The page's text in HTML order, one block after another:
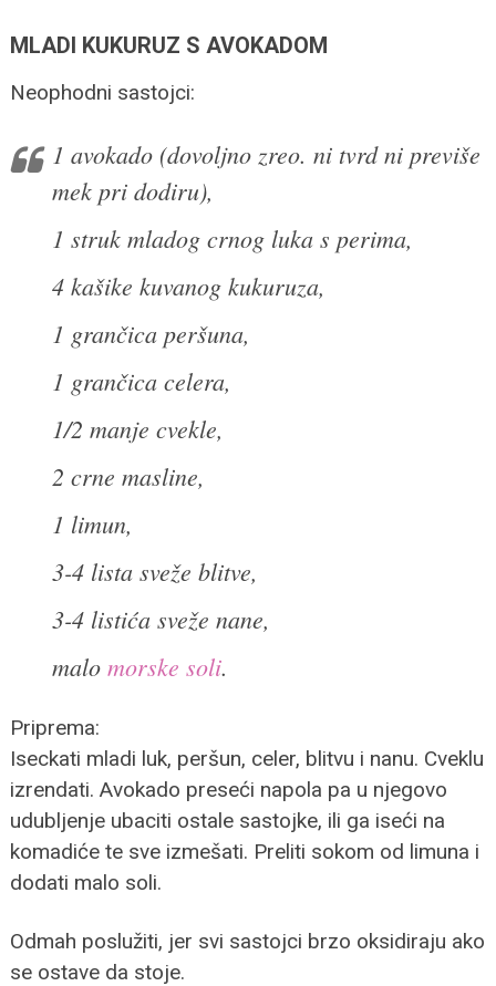
MLADI KUKURUZ S AVOKADOM
Neophodni sastojci:
1 avokado (dovoljno zreo. ni tvrd ni previše
mek pri dodiru),
1 struk mladog crnog luka s perima,
4 kašike kuvanog kukuruza,
1 grančica peršuna,
1 grančica celera,
1/2 manje cvekle,
2 crne masline,
1 limun,
3-4 lista sveže blitve,
3-4 listića sveže nane,
malo morske soli.
Priprema:
Iseckati mladi luk, peršun, celer, blitvu i nanu. Cveklu
izrendati. Avokado preseći napola pa u njegovo
udubljenje ubaciti ostale sastojke, ili ga iseći na
komadiće te sve izmešati. Preliti sokom od limuna i
dodati malo soli.
Odmah poslužiti, jer svi sastojci brzo oksidiraju ako
se ostave da stoje.